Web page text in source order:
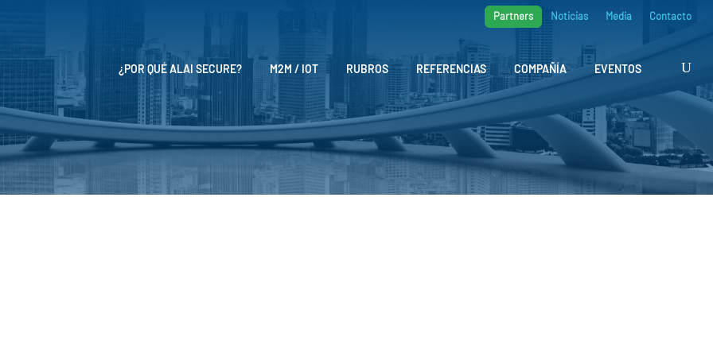
Partners Noticias Media Contacto
¿POR QUÉ ALAI SECURE? M2M / IOT RUBROS REFERENCIAS COMPAÑÍA EVENTOS